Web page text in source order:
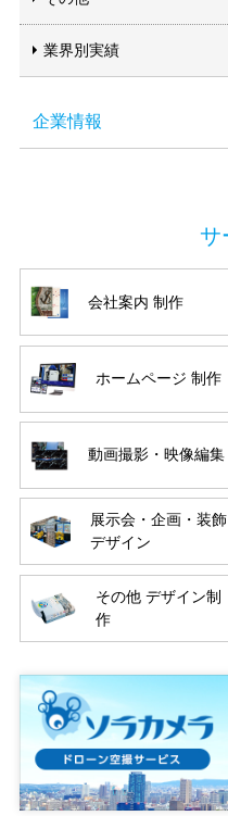
業界別実績
企業情報
会社案内 制作
ホームページ 制作
動画撮影・映像編集
展示会・企画・装飾
デザイン
その他 デザイン制
作